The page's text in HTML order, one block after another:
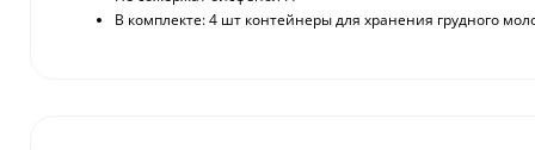
В комплекте: 4 шт контейнеры для хранения грудного